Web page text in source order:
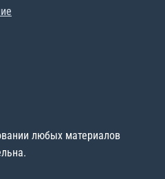
любых материалов